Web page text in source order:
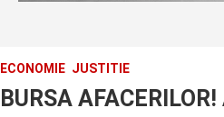
ECONOMIE JUSTITIE
BURSA